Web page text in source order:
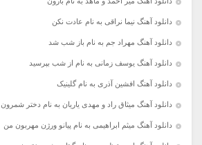
دانلود آهنگ نیما نراقی به نام عادت نکن
دانلود آهنگ مهراد جم به نام باز شب شد
دانلود آهنگ یوسف زمانی به نام از شب بپرسید
دانلود آهنگ افشین آذری به نام گلینیک
دانلود آهنگ میثاق راد و مهدی یاریان به نام دختر شمرون
دانلود آهنگ میثم ابراهیمی به نام پیانو ورژن مهربون من